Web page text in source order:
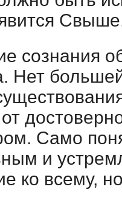
сознания
Нет
Само
и
ко всему,